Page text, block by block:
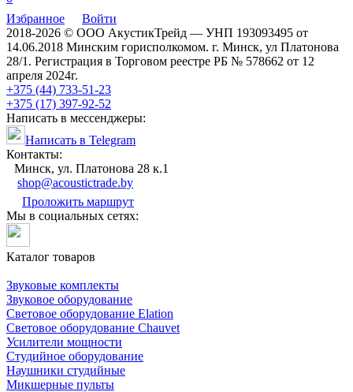
Избранное
Войти
2018-2026 © ООО АкустикТрейд — УНП 193093495 от
14.06.2018 Минским горисполкомом. г. Минск, ул Платонова
28/1. Регистрация в Торговом реестре РБ № 578662 от 12
апреля 2024г.
+375 (44) 733-51-23
+375 (17) 397-92-52
Написать в мессенджеры:
Написать в Telegram
Контакты:
Минск, ул. Платонова 28 к.1
shop@acoustictrade.by
Проложить маршрут
Мы в социальных сетях:
Каталог товаров
Звуковые комплекты
Звуковое оборудование
Световое оборудование Elation
Cветовое оборудование Chauvet
Усилители мощности
Студийное оборудование
Наушники студийные
Микшерные пульты